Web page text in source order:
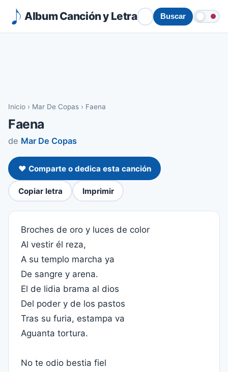
Album Canción y Letra Buscar
Inicio › Mar De Copas › Faena
Faena
de Mar De Copas
❤️ Comparte o dedica esta canción
Copiar letra Imprimir
Broches de oro y luces de color
Al vestir él reza,
A su templo marcha ya
De sangre y arena.
El de lidia brama al dios
Del poder y de los pastos
Tras su furia, estampa va
Aguanta tortura.
No te odio bestia fiel